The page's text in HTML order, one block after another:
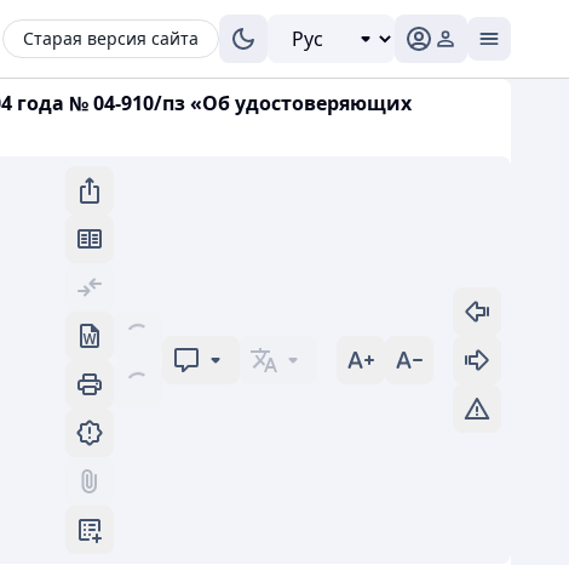
Старая версия сайта
№ 04-910/пз «Об удостоверяющих